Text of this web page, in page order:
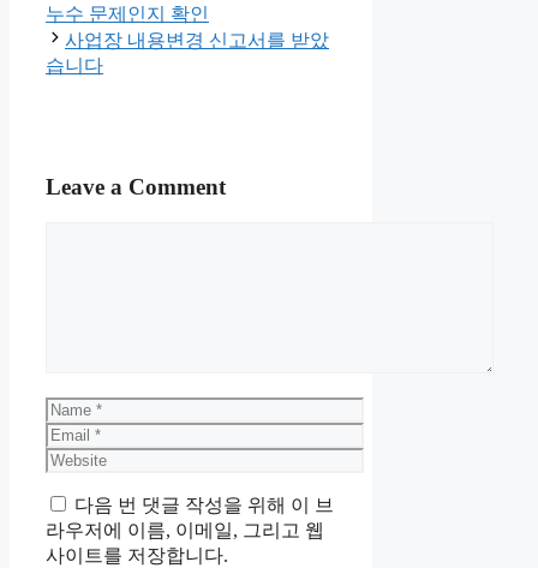
누수 문제인지 확인
사업장 내용변경 신고서를 받았
습니다
Leave a Comment
Name
Email
Website
다음 번 댓글 작성을 위해 이 브
라우저에 이름, 이메일, 그리고 웹
사이트를 저장합니다.